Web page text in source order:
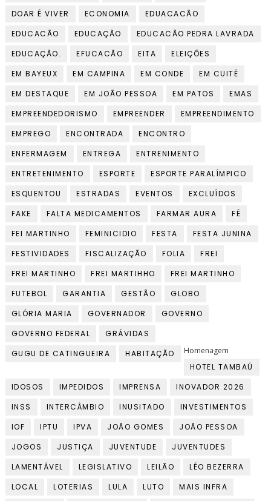
DOAR É VIVER
ECONOMIA
EDUACACÃO
EDUCACÃO
EDUCAÇÃO
EDUCACÃO PEDRA LAVRADA
EDUCAÇÃO.
EFUCACÃO EITA
ELEIÇÕES
EM BAYEUX
EM CAMPINA EM CONDE
EM CUITÉ
EM DESTAQUE
EM JOÃO PESSOA EM PATOS
EMAS
EMPREENDEDORISMO
EMPREENDER
EMPREENDIMENTO
EMPREGO
ENCONTRADA
ENCONTRO
ENFERMAGEM
ENTREGA
ENTRENIMENTO
ENTRETENIMENTO
ESPORTE
ESPORTE PARALÍMPICO
ESQUENTOU
ESTRADAS EVENTOS
EXCLUÍDOS
FAKE
FALTA MEDICAMENTOS FARMAR AURA
FÉ
FEI MARTINHO
FEMINICIDIO FESTA
FESTA JUNINA
FESTIVIDADES
FISCALIZAÇÃO FOLIA
FREI
FREI MARTINHO
FREI MARTIHHO
FREI MARTINHO
FUTEBOL
GARANTIA GESTÃO
GLOBO
GLÓRIA MARIA
GOVERNADOR
GOVERNO
GOVERNO FEDERAL
GRÁVIDAS
GUGU DE CATINGUEIRA
HABITAÇÃO
Homenagem
HOTEL TAMBAÚ
IDOSOS
IMPEDIDOS IMPRENSA
INOVADOR 2026
INSS
INTERCÂMBIO INUSITADO
INVESTIMENTOS
IOF
IPTU IPVA JOÃO GOMES
JOÃO PESSOA
JOGOS
JUSTIÇA JUVENTUDE
JUVENTUDES
LAMENTÁVEL
LEGISLATIVO LEILÃO
LÉO BEZERRA
LOCAL
LOTERIAS LULA LUTO
MAIS INFRA